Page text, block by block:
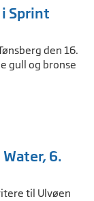
i Sprint
den 16.
gull og bronse
6.
til Ulvøen